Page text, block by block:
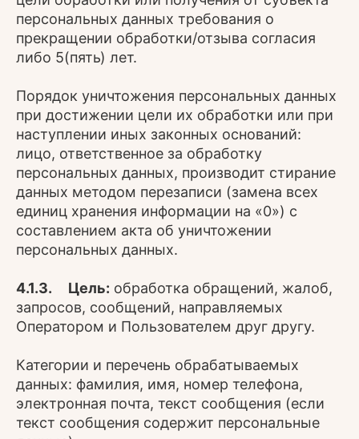
персональных данных требования о
прекращении обработки/отзыва согласия
либо 5(пять) лет.
Порядок уничтожения персональных данных
при достижении цели их обработки или при
наступлении иных законных оснований:
лицо, ответственное за обработку
персональных данных, производит стирание
данных методом перезаписи (замена всех
единиц хранения информации на «0») с
составлением акта об уничтожении
персональных данных.
4.1.3. Цель: обработка обращений, жалоб,
запросов, сообщений, направляемых
Оператором и Пользователем друг другу.
Категории и перечень обрабатываемых
данных: фамилия, имя, номер телефона,
электронная почта, текст сообщения (если
текст сообщения содержит персональные